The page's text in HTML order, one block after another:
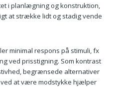
i planlægning og konstruktion,
at strække lidt og stadig vende
minimal respons på stimuli, fx
ved prisstigning. Som kontrast
begrænsede alternativer
at være modstykke hjælper